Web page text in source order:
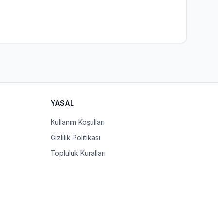
YASAL
Kullanım Koşulları
Gizlilik Politikası
Topluluk Kuralları